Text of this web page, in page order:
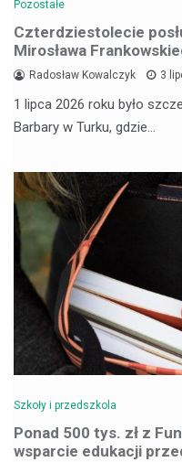
Pozostałe
Czterdziestolecie
Mirosława
Radosław Kowalczyk 3
1 lipca 2026 roku było
Barbary w Turku, gdzie…
Szkoły i przedszkola
Ponad 500 tys. zł z
wsparcie edukacji